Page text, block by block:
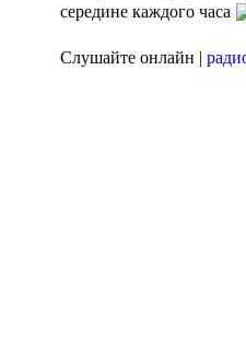
середине каждого часа
Слушайте онлайн |